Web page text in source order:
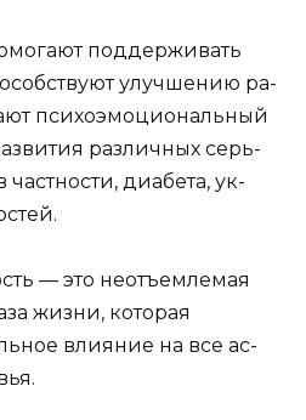
поддерживать
улучшению ра­
психоэмоциональный
различных серь­
частности, диабета, ук­
— это неотъемле­мая
жизни, которая
влияние на все ас­